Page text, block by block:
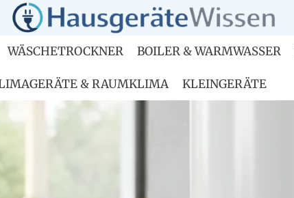
WÄSCHETROCKNER BOILER & WARMWASSER
& RAUMKLIMA KLEINGERÄTE